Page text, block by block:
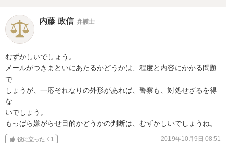
内藤 政信 弁護士
むずかしいでしょう。
メールがつきまといにあたるかどうかは、程度と内容にかかる問題
で
しょうが、一応それなりの外形があれば、警察も、対処せざるを得
な
いでしょう。
もっぱら嫌がらせ目的かどうかの判断は、むずかしいでしょうね。
役に立った 1 2019年10月9日 08:51